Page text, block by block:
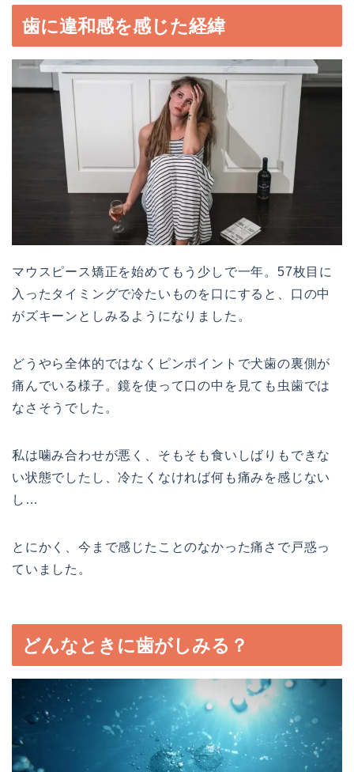
歯に違和感を感じた経緯
マウスピース矯正を始めてもう少しで一年。57枚目に
入ったタイミングで冷たいものを口にすると、口の中
がズキーンとしみるようになりました。
どうやら全体的ではなくピンポイントで犬歯の裏側が
痛んでいる様子。鏡を使って口の中を見ても虫歯では
なさそうでした。
私は噛み合わせが悪く、そもそも食いしばりもできな
い状態でしたし、冷たくなければ何も痛みを感じない
し…
とにかく、今まで感じたことのなかった痛さで戸惑っ
ていました。
どんなときに歯がしみる？